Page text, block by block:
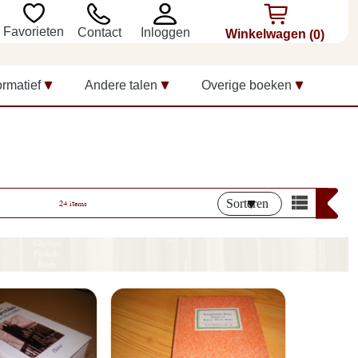
Favorieten Contact Inloggen Winkelwagen (0)
Andere talen Overige boeken
24 items Sorteren